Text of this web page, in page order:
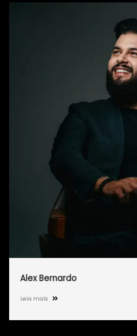
Alex Bernardo
Leia mais